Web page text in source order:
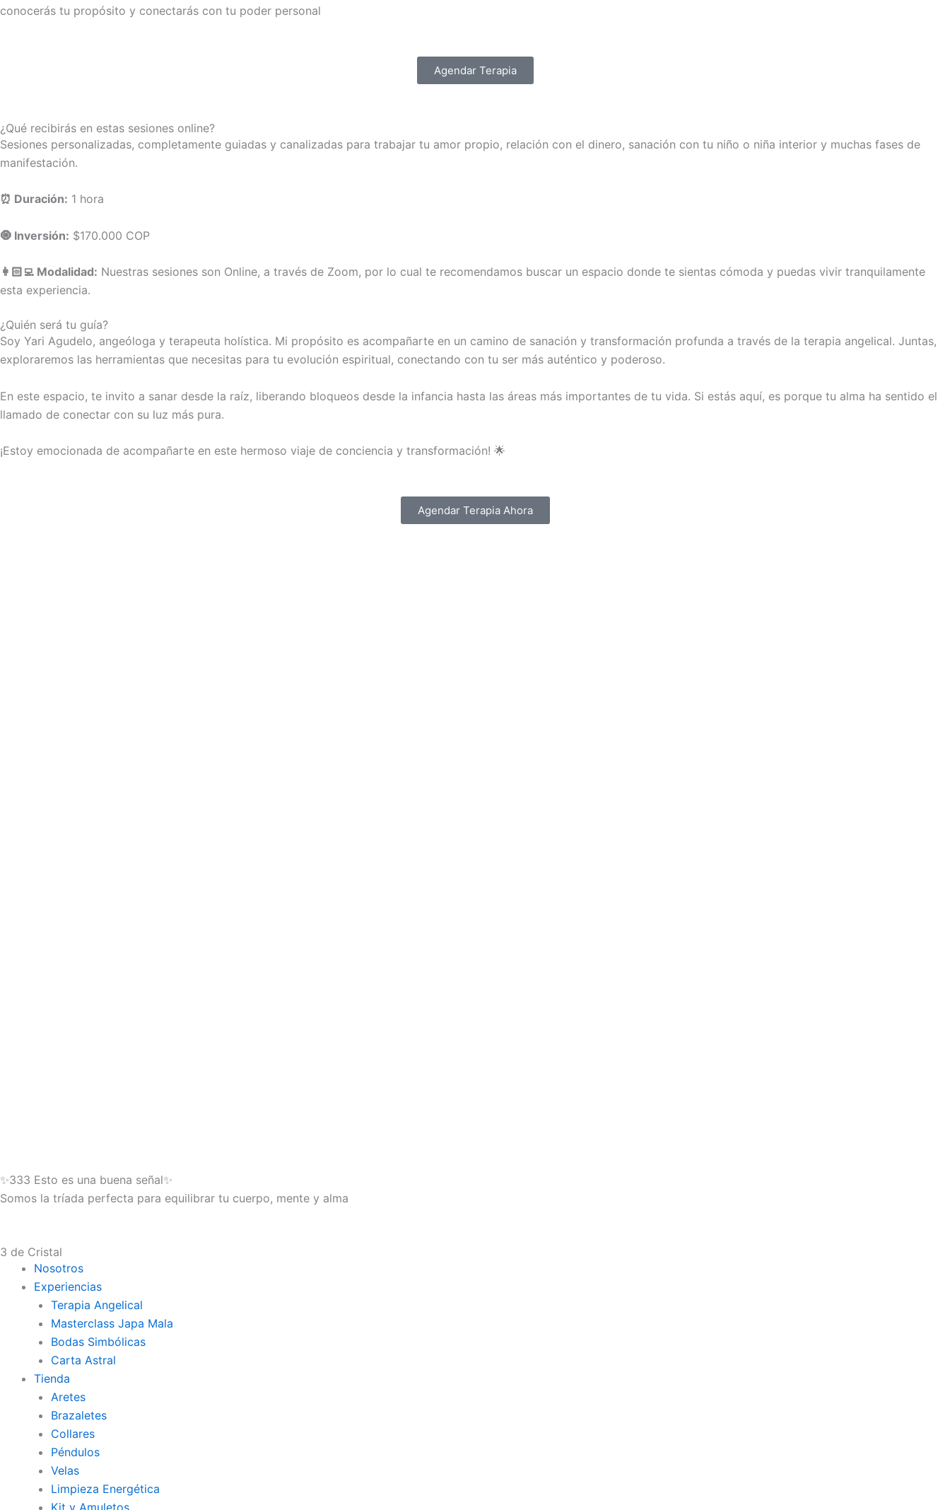
conocerás tu propósito y conectarás con tu poder personal
Agendar Terapia
¿Qué recibirás en estas sesiones online?
Sesiones personalizadas, completamente guiadas y canalizadas para trabajar tu amor propio, relación con el dinero, sanación con tu niño o niña interior y muchas fases de
manifestación.
⏰ Duración: 1 hora
🧿 Inversión: $170.000 COP
👩🏻‍💻 Modalidad: Nuestras sesiones son Online, a través de Zoom, por lo cual te recomendamos buscar un espacio donde te sientas cómoda y puedas vivir tranquilamente
esta experiencia.
¿Quién será tu guía?
Soy Yari Agudelo, angeóloga y terapeuta holística. Mi propósito es acompañarte en un camino de sanación y transformación profunda a través de la terapia angelical. Juntas,
exploraremos las herramientas que necesitas para tu evolución espiritual, conectando con tu ser más auténtico y poderoso.
En este espacio, te invito a sanar desde la raíz, liberando bloqueos desde la infancia hasta las áreas más importantes de tu vida. Si estás aquí, es porque tu alma ha sentido el
llamado de conectar con su luz más pura.
¡Estoy emocionada de acompañarte en este hermoso viaje de conciencia y transformación! 🌟
Agendar Terapia Ahora
✨333 Esto es una buena señal✨
Somos la tríada perfecta para equilibrar tu cuerpo, mente y alma
3 de Cristal
Nosotros
Experiencias
Terapia Angelical
Masterclass Japa Mala
Bodas Simbólicas
Carta Astral
Tienda
Aretes
Brazaletes
Collares
Péndulos
Velas
Limpieza Energética
Kit y Amuletos